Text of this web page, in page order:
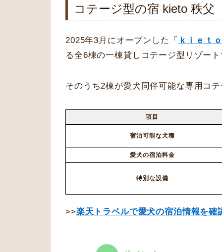
コテージ型の宿 kieto 秩父
2025年3月にオープンした「
ｋｉｅｔ
る全6棟の一棟貸しコテージ型リゾー
そのうち2棟が愛犬同伴可能な専用コ
項目
宿泊可能な犬種
愛犬の宿泊料金
特別な設備
>>楽天トラベルで愛犬の宿泊情報を確